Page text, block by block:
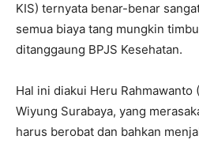
KIS) ternyata benar-benar
semua biaya tang mungkin
ditanggaung BPJS Kesehatan.
Hal ini diakui Heru Rahmawanto
Wiyung Surabaya, yang
harus berobat dan bahkan